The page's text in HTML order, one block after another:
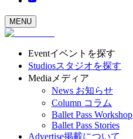
MENU
Eventイベントを探す
Studiosスタジオを探す
Media メディア
News お知らせ
Column コラム
Ballet Pass Workshop
Ballet Pass Stories
Advertise掲載について